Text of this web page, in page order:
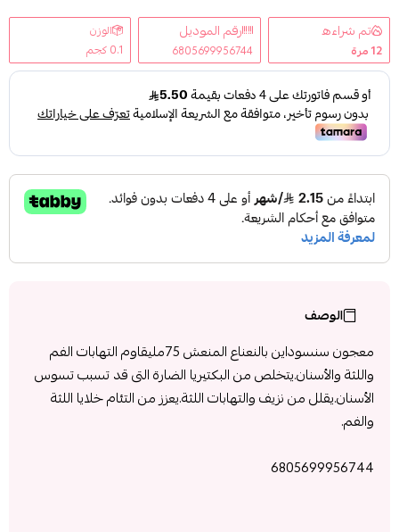
تم شراءه
12مرة
رقم الموديل
6805699956744
الوزن
0.1 كجم
الوصف
معجون سنسوداين بالنعناع المنعش 75مليقاوم التهابات الفم
واللثة والأسنان.يتخلص من البكتيريا الضارة التى قد تسبب تسوس
الأسنان.يقلل من نزيف والتهابات اللثة.يعزز من التئام خلايا اللثة
والفم.
6805699956744